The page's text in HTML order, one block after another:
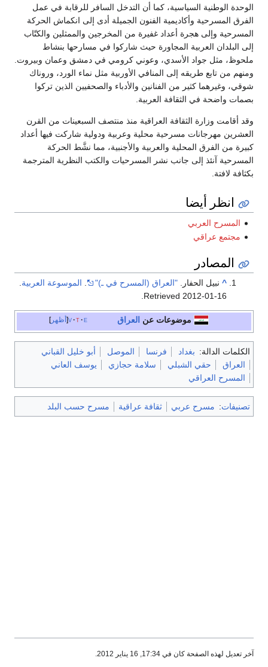
الوحدة الوطنية السياسية، كما أن التدخل السافر للرقابة في عمل
الفرق المسرحية وأكاديمية الفنون الجميلة أدى إلى انكماش الحركة
المسرحية وإلى هجرة أعداد غفيرة من المخرجين والممثلين والكتّاب
إلى البلدان العربية المجاورة حيث شاركوا في مسارحها بنشاط
ملحوظ، مثل جواد الأسدي، وعوني كرومي في دمشق وعمان وبيروت.
ومنهم من تابع طريقه إلى المنافي الأوربية مثل نماء الورد، وروناك
شوقي، وغيرهما كثير من الفنانين والأدباء والصحفيين الذين تركوا
بصمات واضحة في الثقافة العربية.
وقد أقامت وزارة الثقافة العراقية منذ منتصف السبعينات من القرن
العشرين مهرجانات مسرحية محلية وعربية ودولية شاركت فيها أعداد
كبيرة من الفرق المحلية والعربية والأجنبية، مما نشَّط الحركة
المسرحية آنئذ إلى جانب نشر المسرحيات والكتب النظرية المترجمة
بكثافة لافتة.
انظر أيضا
المسرح العربي
مجتمع عراقي
المصادر
^ نبيل الحفار. "العراق (المسرح في ـ)" . الموسوعة العربية.
Retrieved2012-01-16
.
أظهر v t e موضوعات عن العراق
الكلمات الدالة: بغداد فرنسا الموصل
أبو خليل القباني
العراق
حقي الشبلي سلامة حجازي
يوسف العاني
المسرح العراقي
تصنيفات: مسرح عربي ثقافة عراقية مسرح حسب البلد
آخر تعديل لهذه الصفحة كان في 17:34, 16 يناير 2012.